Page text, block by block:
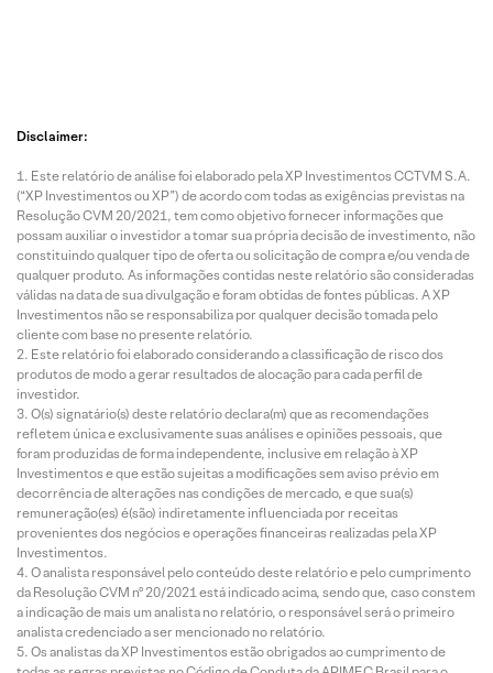
Disclaimer:
Este relatório de análise foi elaborado pela XP Investimentos CCTVM S.A.
(“XP Investimentos ou XP”) de acordo com todas as exigências previstas na
Resolução CVM 20/2021, tem como objetivo fornecer informações que
possam auxiliar o investidor a tomar sua própria decisão de investimento, não
constituindo qualquer tipo de oferta ou solicitação de compra e/ou venda de
qualquer produto. As informações contidas neste relatório são consideradas
válidas na data de sua divulgação e foram obtidas de fontes públicas. A XP
Investimentos não se responsabiliza por qualquer decisão tomada pelo
cliente com base no presente relatório.
Este relatório foi elaborado considerando a classificação de risco dos
produtos de modo a gerar resultados de alocação para cada perfil de
investidor.
O(s) signatário(s) deste relatório declara(m) que as recomendações
refletem única e exclusivamente suas análises e opiniões pessoais, que
foram produzidas de forma independente, inclusive em relação à XP
Investimentos e que estão sujeitas a modificações sem aviso prévio em
decorrência de alterações nas condições de mercado, e que sua(s)
remuneração(es) é(são) indiretamente influenciada por receitas
provenientes dos negócios e operações financeiras realizadas pela XP
Investimentos.
O analista responsável pelo conteúdo deste relatório e pelo cumprimento
da Resolução CVM nº 20/2021 está indicado acima, sendo que, caso constem
a indicação de mais um analista no relatório, o responsável será o primeiro
analista credenciado a ser mencionado no relatório.
Os analistas da XP Investimentos estão obrigados ao cumprimento de